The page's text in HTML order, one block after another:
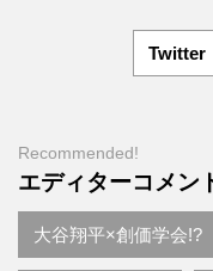
Twitter
Recommended!
エディターコメン
大谷翔平×創価学会!?